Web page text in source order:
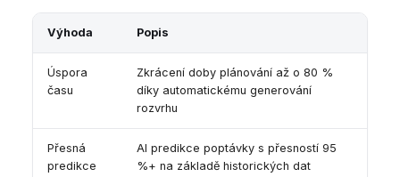
Výhoda Popis
Úspora
času
Zkrácení doby plánování až o 80 %
díky automatickému generování
rozvrhu
Přesná
predikce
AI predikce poptávky s přesností 95
%+ na základě historických dat